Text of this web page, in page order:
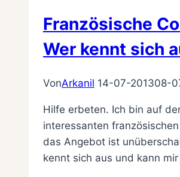
Französische
Wer kennt sich
VonArkanil 14-07-201308-
Hilfe erbeten. Ich bin auf
interessanten
das Angebot ist
kennt sich aus und kann